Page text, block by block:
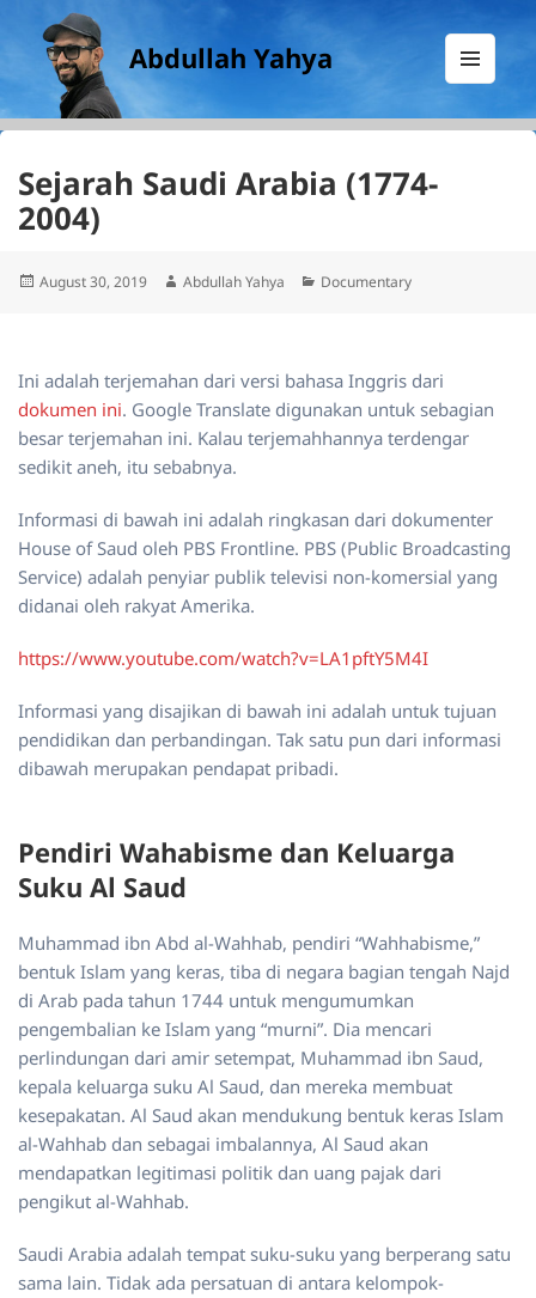
Abdullah Yahya
AND
WIDGETS
Sejarah Saudi Arabia (1774-
2004)
Posted
August 30, 2019 Author
Abdullah Yahya Categories
Documentary
Ini adalah terjemahan dari versi bahasa Inggris dari
dokumen ini. Google Translate digunakan untuk sebagian
besar terjemahan ini. Kalau terjemahhannya terdengar
sedikit aneh, itu sebabnya.
Informasi di bawah ini adalah ringkasan dari dokumenter
House of Saud oleh PBS Frontline. PBS (Public Broadcasting
Service) adalah penyiar publik televisi non-komersial yang
didanai oleh rakyat Amerika.
https://www.youtube.com/watch?v=LA1pftY5M4I
Informasi yang disajikan di bawah ini adalah untuk tujuan
pendidikan dan perbandingan. Tak satu pun dari informasi
dibawah merupakan pendapat pribadi.
Pendiri Wahabisme dan Keluarga
Suku Al Saud
Muhammad ibn Abd al-Wahhab, pendiri “Wahhabisme,”
bentuk Islam yang keras, tiba di negara bagian tengah Najd
di Arab pada tahun 1744 untuk mengumumkan
pengembalian ke Islam yang “murni”. Dia mencari
perlindungan dari amir setempat, Muhammad ibn Saud,
kepala keluarga suku Al Saud, dan mereka membuat
kesepakatan. Al Saud akan mendukung bentuk keras Islam
al-Wahhab dan sebagai imbalannya, Al Saud akan
mendapatkan legitimasi politik dan uang pajak dari
pengikut al-Wahhab.
Saudi Arabia adalah tempat suku-suku yang berperang satu
sama lain. Tidak ada persatuan di antara kelompok-